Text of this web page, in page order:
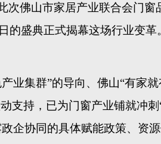
次佛山市家居产业联合会门窗
的盛典正式揭幕这场行业变革
业集群”的导向、佛山“有家
支持，已为门窗产业铺就冲刺
企协同的具体赋能政策、资